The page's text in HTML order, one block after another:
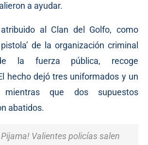
a ayudar.
al Clan del Golfo, como
de la organización criminal
la fuerza pública, recoge
hecho dejó tres uniformados y un
que dos supuestos
abatidos.
Pijama! Valientes policías salen